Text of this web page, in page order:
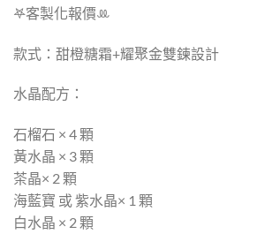
𖤐客製化報價‪ꔛ
款式：甜橙糖霜+耀聚金雙鍊設計
水晶配方：
石榴石 × 4 顆
黃水晶 × 3 顆
茶晶× 2 顆
海藍寶 或 紫水晶× 1 顆
白水晶 × 2 顆